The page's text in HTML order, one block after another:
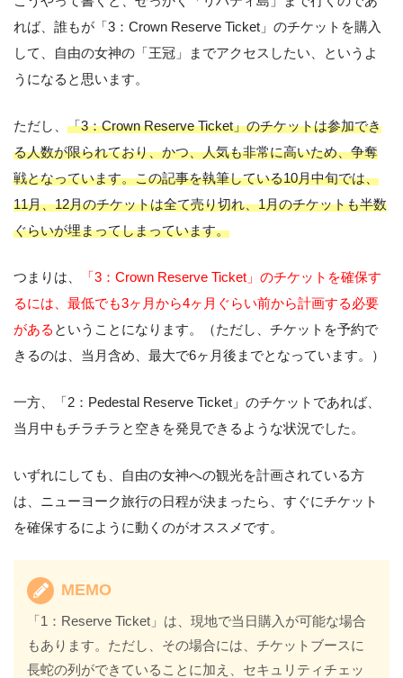
れば、誰もが「3：Crown Reserve Ticket」のチケットを購入
して、自由の女神の「王冠」までアクセスしたい、というよ
うになると思います。
ただし、 「3：Crown Reserve Ticket」のチケットは参加でき
る人数が限られており、かつ、人気も非常に高いため、争奪
戦となっています。この記事を執筆している10月中旬では、
11月、12月のチケットは全て売り切れ、1月のチケットも半数
ぐらいが埋まってしまっています。
つまりは、
「3：Crown Reserve Ticket」のチケットを確保す
るには、最低でも3ヶ月から4ヶ月ぐらい前から計画する必要
がある ということになります。（ただし、チケットを予約で
きるのは、当月含め、最大で6ヶ月後までとなっています。）
一方、「2：Pedestal Reserve Ticket」のチケットであれば、
当月中もチラチラと空きを発見できるような状況でした。
いずれにしても、自由の女神への観光を計画されている方
は、ニューヨーク旅行の日程が決まったら、すぐにチケット
を確保するにように動くのがオススメです。
MEMO
「1：Reserve Ticket」は、現地で当日購入が可能な場合
もあります。ただし、その場合には、チケットブースに
長蛇の列ができていることに加え、セキュリティチェッ